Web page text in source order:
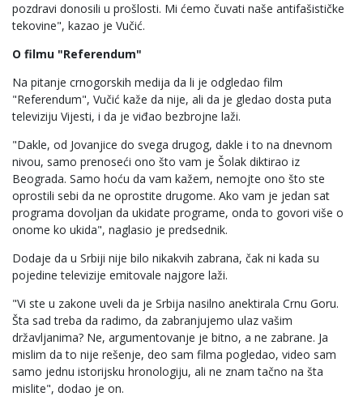
pozdravi donosili u prošlosti. Mi ćemo čuvati naše antifašističke
tekovine", kazao je Vučić.
O filmu "Referendum"
Na pitanje crnogorskih medija da li je odgledao film
"Referendum", Vučić kaže da nije, ali da je gledao dosta puta
televiziju Vijesti, i da je viđao bezbrojne laži.
"Dakle, od Jovanjice do svega drugog, dakle i to na dnevnom
nivou, samo prenoseći ono što vam je Šolak diktirao iz
Beograda. Samo hoću da vam kažem, nemojte ono što ste
oprostili sebi da ne oprostite drugome. Ako vam je jedan sat
programa dovoljan da ukidate programe, onda to govori više o
onome ko ukida", naglasio je predsednik.
Dodaje da u Srbiji nije bilo nikakvih zabrana, čak ni kada su
pojedine televizije emitovale najgore laži.
"Vi ste u zakone uveli da je Srbija nasilno anektirala Crnu Goru.
Šta sad treba da radimo, da zabranjujemo ulaz vašim
državljanima? Ne, argumentovanje je bitno, a ne zabrane. Ja
mislim da to nije rešenje, deo sam filma pogledao, video sam
samo jednu istorijsku hronologiju, ali ne znam tačno na šta
mislite", dodao je on.